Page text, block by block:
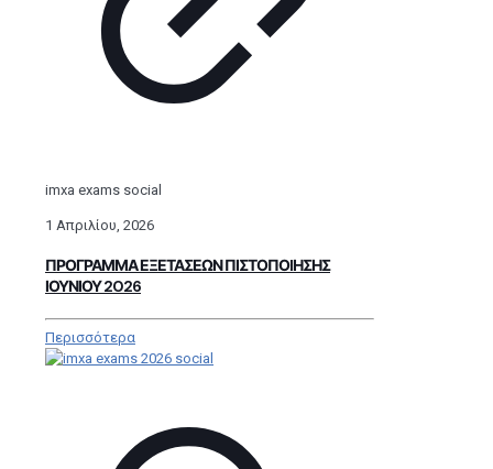
imxa exams social
1 Απριλίου, 2026
ΠΡΟΓΡΑΜΜΑ ΕΞΕΤΑΣΕΩΝ ΠΙΣΤΟΠΟIΗΣΗΣ
ΙΟΥΝΙΟΥ 2026
Περισσότερα